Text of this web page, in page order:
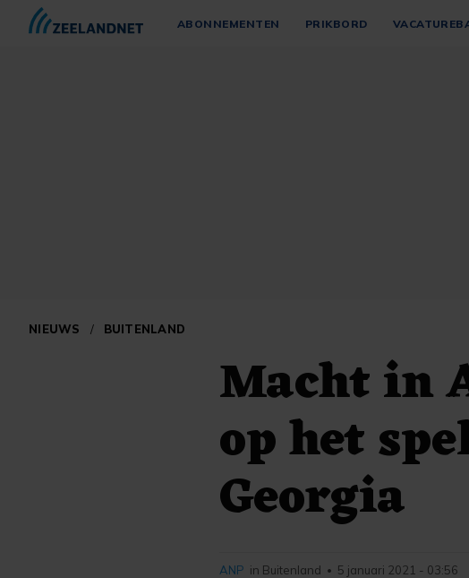
ABONNEMENTEN PRIKBORD
NIEUWS / BUITENLAND
Macht in
op het
Georgia
ANP in Buitenland • 5 januari 2021 - 03:56